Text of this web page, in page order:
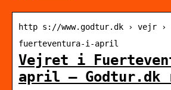
http s://www.godtur.dk › vejr
fuerteventura-i-april
Vejret i
april – Godtur.dk